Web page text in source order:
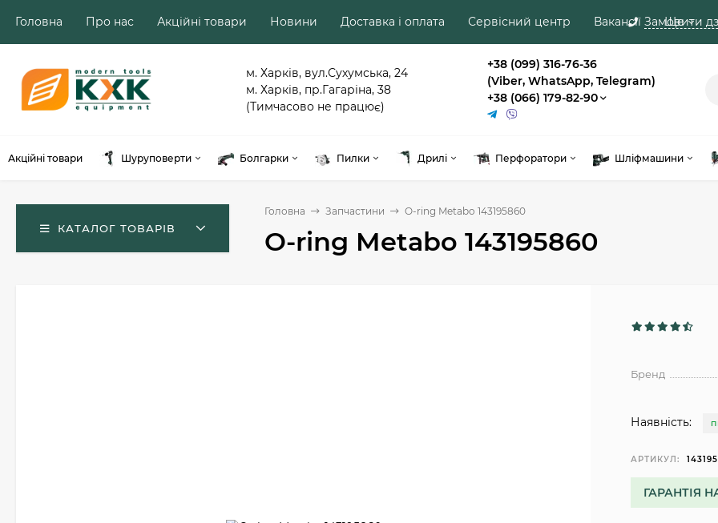
Замовити
Головна Про нас Акційні товари Новини Доставка і оплата Сервісний центр Вакансії Ще
м. Харків, вул.Сухумська, 24
м. Харків, пр.Гагаріна, 38
(Тимчасово не працює)
+38 (099) 316-76-36
(Viber, WhatsApp, Telegram)
+38 (066) 179-82-90
Акційні товари Шуруповерти Болгарки Пилки Дрилі Перфоратори Шліфмашини
КАТАЛОГ ТОВАРІВ
Головна Запчастини O-ring Metabo 143195860
O-ring Metabo 143195860
Бренд
Наявність:
АРТИКУЛ:
ГАРАНТІЯ